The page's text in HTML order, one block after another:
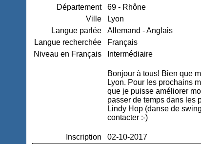
Département
69 - Rhône
Ville
Lyon
Langue parlée
Allemand - Anglais
Langue recherchée
Français
Niveau en Français
Intermédiaire
Bonjour à tous! Bien que
Lyon. Pour les prochains
que je puisse améliorer
passer de temps dans les
Lindy Hop (danse de
contacter :-)
Inscription
02-10-2017